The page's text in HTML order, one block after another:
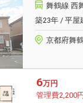
舞鶴線 西
築23年 / 平屋
京都府舞
6万円
管理費2,200円